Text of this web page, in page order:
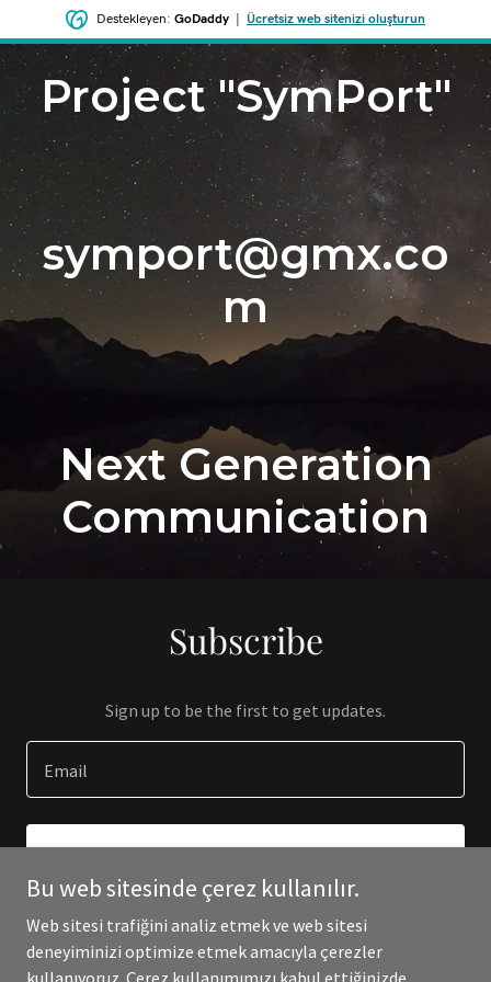
Destekleyen: GoDaddy Ücretsiz web sitenizi oluşturun
Project "SymPort"
symport@gmx.co
m
Next Generation
Communication
Subscribe
Sign up to be the first to get updates.
Email
Bu web sitesinde çerez kullanılır.
Web sitesi trafiğini analiz etmek ve web sitesi
deneyiminizi optimize etmek amacıyla çerezler
kullanıyoruz. Çerez kullanımımızı kabul ettiğinizde,